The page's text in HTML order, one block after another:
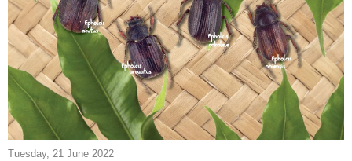
Tuesday, 21 June 2022